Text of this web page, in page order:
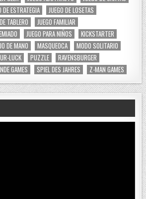
DE ESTRATEGIA
JUEGO DE LOSETAS
TABLERO
JUEGO FAMILIAR
JUEGO PARA NIÑOS
KICKSTARTER
DE MANO MASQUEOCA
MODO SOLITARIO
LUCK PUZZLE
RAVENSBURGER
GAMES SPIEL DES JAHRES Z-MAN GAMES